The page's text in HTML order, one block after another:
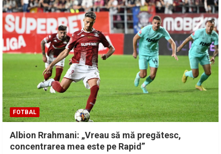
FOTBAL
Albion Rrahmani: „Vreau să mă pregătesc,
concentrarea mea este pe Rapid”